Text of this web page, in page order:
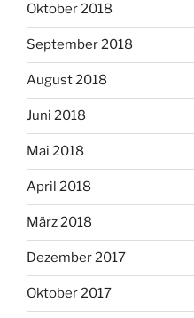
Oktober 2018
September 2018
August 2018
Juni 2018
Mai 2018
April 2018
März 2018
Dezember 2017
Oktober 2017